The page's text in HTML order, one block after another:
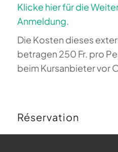
Klicke hier für die
Anmeldung.
Die Kosten dieses
betragen 250 Fr. pro
beim Kursanbieter vor
Réservation